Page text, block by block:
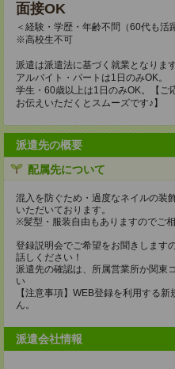
面接OK
＜経験・学歴・年齢不問（60代も活
※高校生不可
派遣は派遣法に基づく就業となります
アルバイト・パートは1日のみOK。
学生・60歳以上は1日のみOK。【
お伝えいただくとスムーズです♪】
派遣先の概要
配属先について
混入を防ぐため・過度なネイルの装
いただいております。
※髪型・服装自由もありますのでご相
登録説明会でご希望をお聞きします
話しください！
派遣先の確認は、所属営業所か関東
い
【注意事項】WEB登録を利用する
ん。
派遣会社情報